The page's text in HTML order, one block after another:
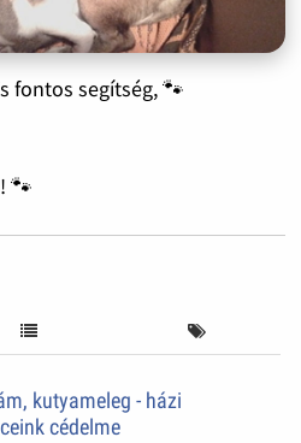
fontos segítség, 🐾
🐾
kutyameleg - házi
cédelme